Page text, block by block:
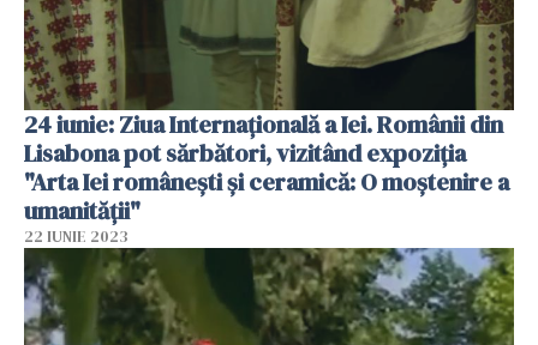
24 iunie: Ziua Internațională a Iei. Românii din
Lisabona pot sărbători, vizitând expoziția
"Arta Iei românești și ceramică: O moștenire a
umanității"
22 IUNIE 2023